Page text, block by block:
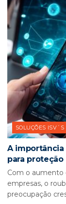
SOLUÇÕES ISV´S
A
para
Com o aumento
empresas, o
preocupação